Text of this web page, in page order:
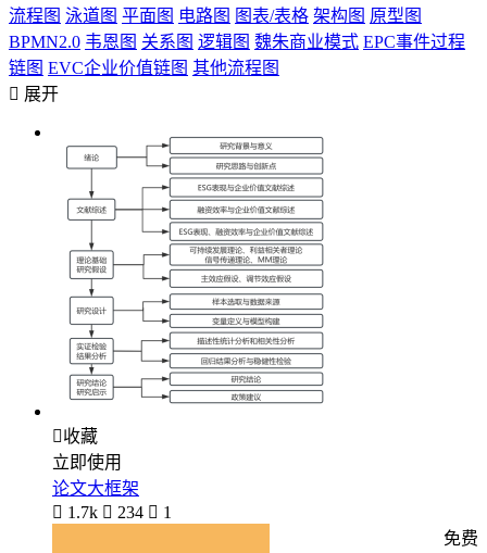
流程图 泳道图 平面图 电路图 图表/表格 架构图 原型图
BPMN2.0 韦恩图 关系图 逻辑图 魏朱商业模式 EPC事件过程
链图 EVC企业价值链图 其他流程图
 展开
收藏
立即使用
论文大框架
 1.7k  234  1
免费